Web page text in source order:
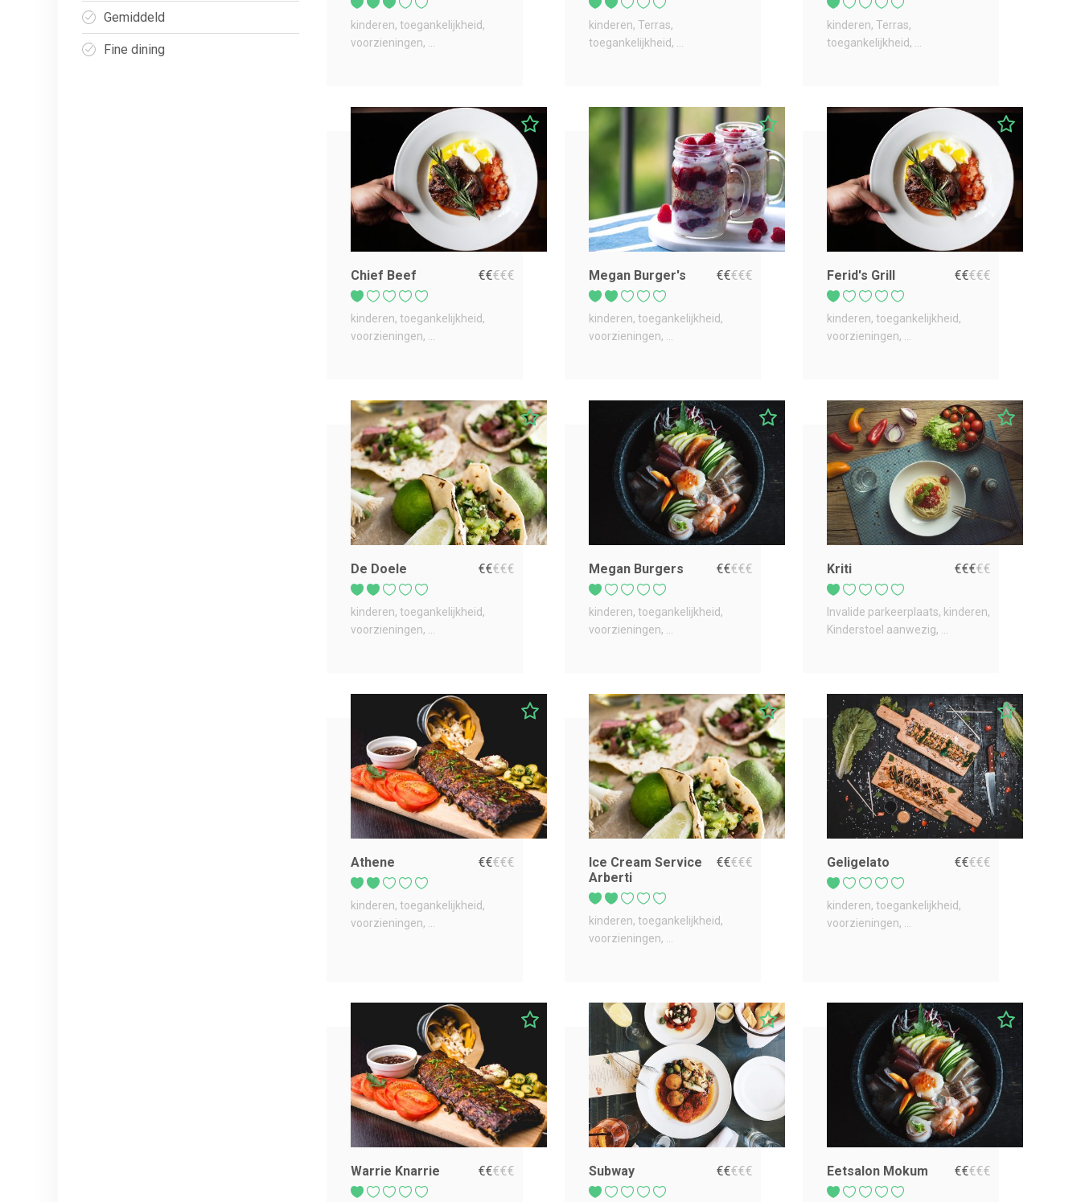
Gemiddeld
Fine dining
kinderen toegankelijkheid
voorzieningen
kinderen Terras
toegankelijkheid
kinderen Terras
toegankelijkheid
Chief Beef €€€€€
kinderen toegankelijkheid
voorzieningen
Megan Burger's €€€€€
kinderen toegankelijkheid
voorzieningen
Ferid's Grill €€€€€
kinderen toegankelijkheid
voorzieningen
De Doele €€€€€
kinderen toegankelijkheid
voorzieningen
Megan Burgers €€€€€
kinderen toegankelijkheid
voorzieningen
Kriti €€€€€
Invalide parkeerplaats kinderen
Kinderstoel aanwezig
Athene €€€€€
kinderen toegankelijkheid
voorzieningen
Ice Cream Service
Arberti
€€€€€
kinderen toegankelijkheid
voorzieningen
Geligelato €€€€€
kinderen toegankelijkheid
voorzieningen
Warrie Knarrie €€€€€ Subway €€€€€ Eetsalon Mokum €€€€€